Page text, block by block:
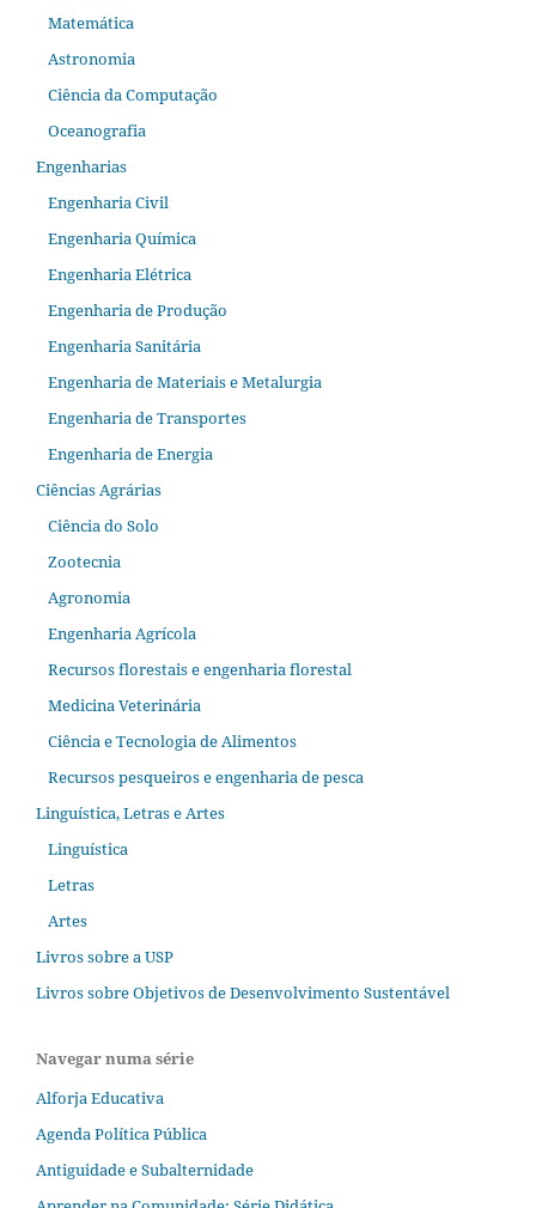
Matemática
Astronomia
Ciência da Computação
Oceanografia
Engenharias
Engenharia Civil
Engenharia Química
Engenharia Elétrica
Engenharia de Produção
Engenharia Sanitária
Engenharia de Materiais e Metalurgia
Engenharia de Transportes
Engenharia de Energia
Ciências Agrárias
Ciência do Solo
Zootecnia
Agronomia
Engenharia Agrícola
Recursos florestais e engenharia florestal
Medicina Veterinária
Ciência e Tecnologia de Alimentos
Recursos pesqueiros e engenharia de pesca
Linguística, Letras e Artes
Linguística
Letras
Artes
Livros sobre a USP
Livros sobre Objetivos de Desenvolvimento Sustentável
Navegar numa série
Alforja Educativa
Agenda Política Pública
Antiguidade e Subalternidade